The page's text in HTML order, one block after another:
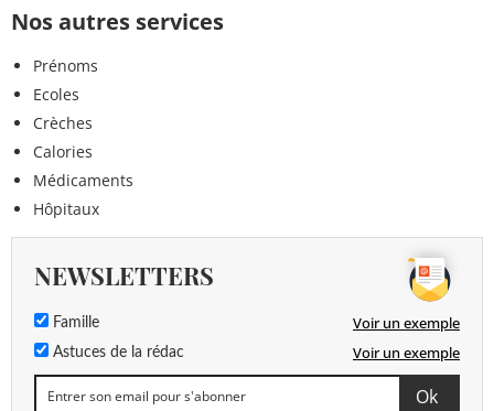
Nos autres services
Prénoms
Ecoles
Crèches
Calories
Médicaments
Hôpitaux
NEWSLETTERS
Famille Voir un exemple
Astuces de la rédac Voir un exemple